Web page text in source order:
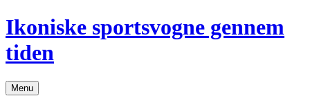
Hop
til
indhold
Ikoniske sportsvogne gennem
tiden
Menu